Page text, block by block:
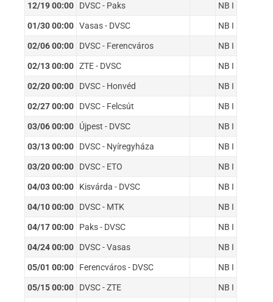
12/19 00:00 DVSC - Paks NB I
01/30 00:00 Vasas - DVSC NB I
02/06 00:00 DVSC - Ferencváros NB I
02/13 00:00 ZTE - DVSC NB I
02/20 00:00 DVSC - Honvéd NB I
02/27 00:00 DVSC - Felcsút NB I
03/06 00:00 Újpest - DVSC NB I
03/13 00:00 DVSC - Nyíregyháza NB I
03/20 00:00 DVSC - ETO NB I
04/03 00:00 Kisvárda - DVSC NB I
04/10 00:00 DVSC - MTK NB I
04/17 00:00 Paks - DVSC NB I
04/24 00:00 DVSC - Vasas NB I
05/01 00:00 Ferencváros - DVSC NB I
05/15 00:00 DVSC - ZTE NB I